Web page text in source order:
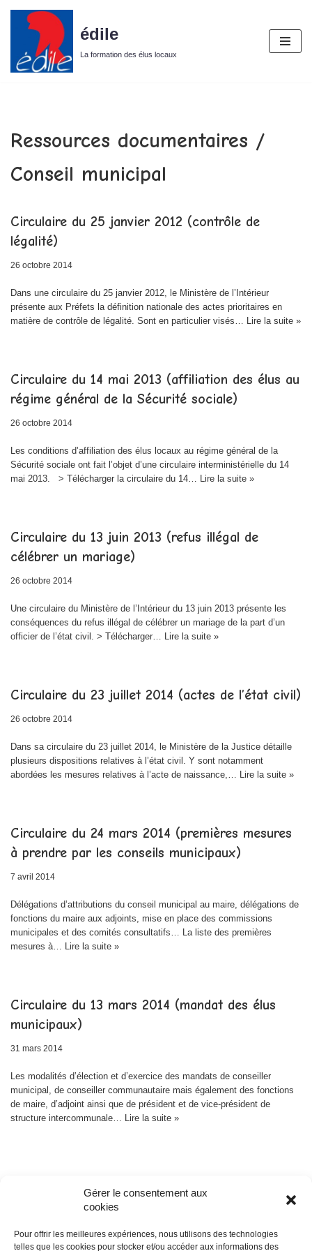
Gérer le consentement aux
cookies
Pour offrir les meilleures expériences, nous utilisons des technologies
telles que les cookies pour stocker et/ou accéder aux informations des
contenu
édile
La formation des élus locaux
Ressources documentaires /
Conseil municipal
Circulaire du 25 janvier 2012 (contrôle de
légalité)
26 octobre 2014
Dans une circulaire du 25 janvier 2012, le Ministère de l’Intérieur
présente aux Préfets la définition nationale des actes prioritaires en
matière de contrôle de légalité. Sont en particulier visés… Lire la suite »
Circulaire du 14 mai 2013 (affiliation des élus au
régime général de la Sécurité sociale)
26 octobre 2014
Les conditions d’affiliation des élus locaux au régime général de la
Sécurité sociale ont fait l’objet d’une circulaire interministérielle du 14
mai 2013. > Télécharger la circulaire du 14… Lire la suite »
Circulaire du 13 juin 2013 (refus illégal de
célébrer un mariage)
26 octobre 2014
Une circulaire du Ministère de l’Intérieur du 13 juin 2013 présente les
conséquences du refus illégal de célébrer un mariage de la part d’un
officier de l’état civil. > Télécharger… Lire la suite »
Circulaire du 23 juillet 2014 (actes de l’état civil)
26 octobre 2014
Dans sa circulaire du 23 juillet 2014, le Ministère de la Justice détaille
plusieurs dispositions relatives à l’état civil. Y sont notamment
abordées les mesures relatives à l’acte de naissance,… Lire la suite »
Circulaire du 24 mars 2014 (premières mesures
à prendre par les conseils municipaux)
7 avril 2014
Délégations d’attributions du conseil municipal au maire, délégations de
fonctions du maire aux adjoints, mise en place des commissions
municipales et des comités consultatifs… La liste des premières
mesures à… Lire la suite »
Circulaire du 13 mars 2014 (mandat des élus
municipaux)
31 mars 2014
Les modalités d’élection et d’exercice des mandats de conseiller
municipal, de conseiller communautaire mais également des fonctions
de maire, d’adjoint ainsi que de président et de vice-président de
structure intercommunale… Lire la suite »